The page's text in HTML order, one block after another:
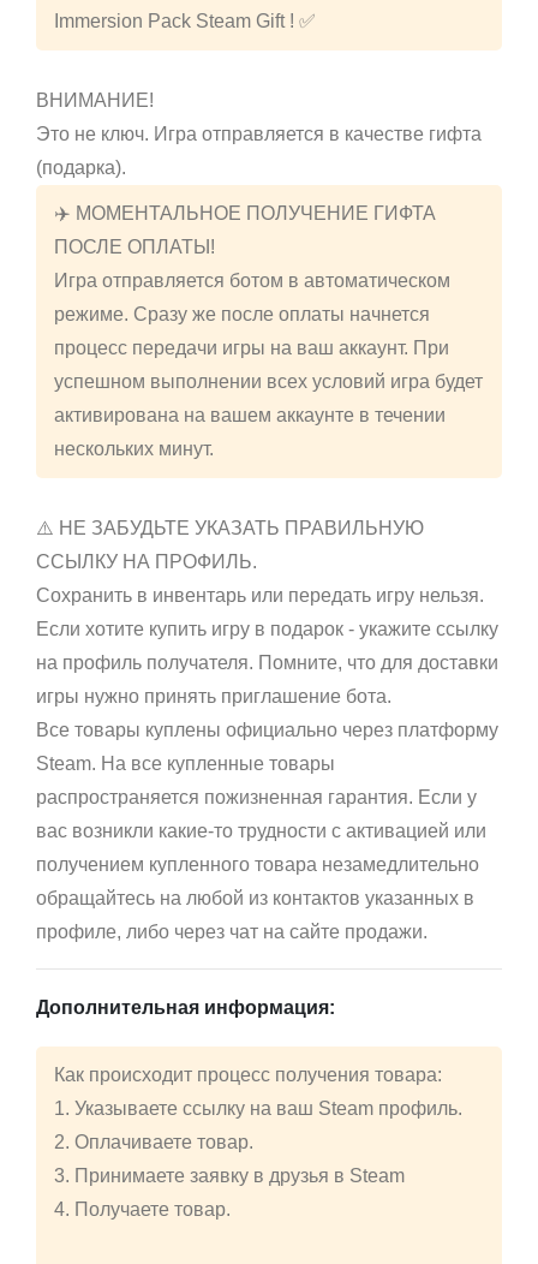
Immersion Pack Steam Gift ! ✅
ВНИМАНИЕ!
Это не ключ. Игра отправляется в качестве гифта
(подарка).
✈️ МОМЕНТАЛЬНОЕ ПОЛУЧЕНИЕ ГИФТА
ПОСЛЕ ОПЛАТЫ!
Игра отправляется ботом в автоматическом
режиме. Сразу же после оплаты начнется
процесс передачи игры на ваш аккаунт. При
успешном выполнении всех условий игра будет
активирована на вашем аккаунте в течении
нескольких минут.
⚠️ НЕ ЗАБУДЬТЕ УКАЗАТЬ ПРАВИЛЬНУЮ
ССЫЛКУ НА ПРОФИЛЬ.
Сохранить в инвентарь или передать игру нельзя.
Если хотите купить игру в подарок - укажите ссылку
на профиль получателя. Помните, что для доставки
игры нужно принять приглашение бота.
Все товары куплены официально через платформу
Steam. На все купленные товары
распространяется пожизненная гарантия. Если у
вас возникли какие-то трудности с активацией или
получением купленного товара незамедлительно
обращайтесь на любой из контактов указанных в
профиле, либо через чат на сайте продажи.
Дополнительная информация:
Как происходит процесс получения товара:
1. Указываете ссылку на ваш Steam профиль.
2. Оплачиваете товар.
3. Принимаете заявку в друзья в Steam
4. Получаете товар.